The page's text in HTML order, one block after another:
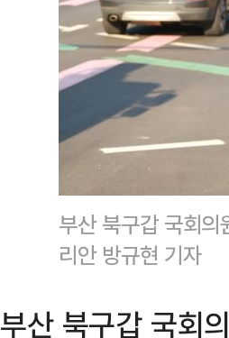
부산 북구갑 국회
리안 방규현 기자
부산 북구갑 국회